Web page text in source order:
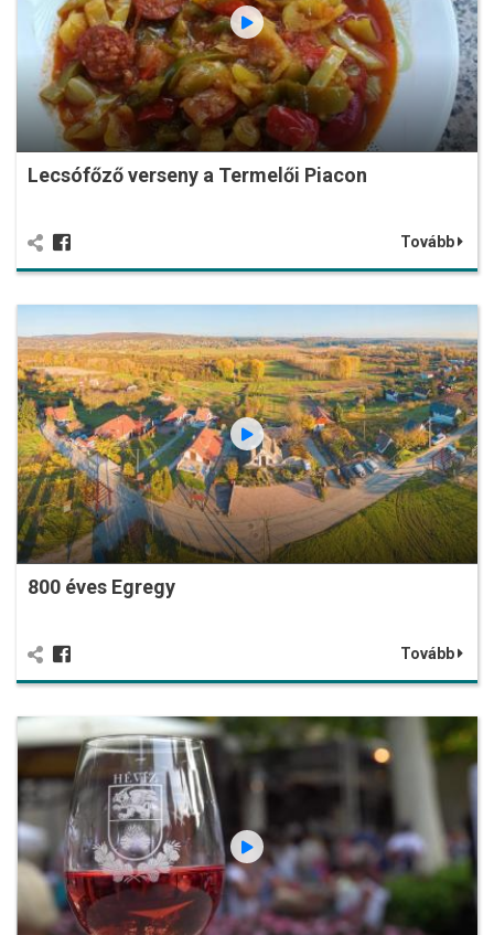
Lecsófőző verseny a Termelői Piacon
Tovább
800 éves Egregy
Tovább